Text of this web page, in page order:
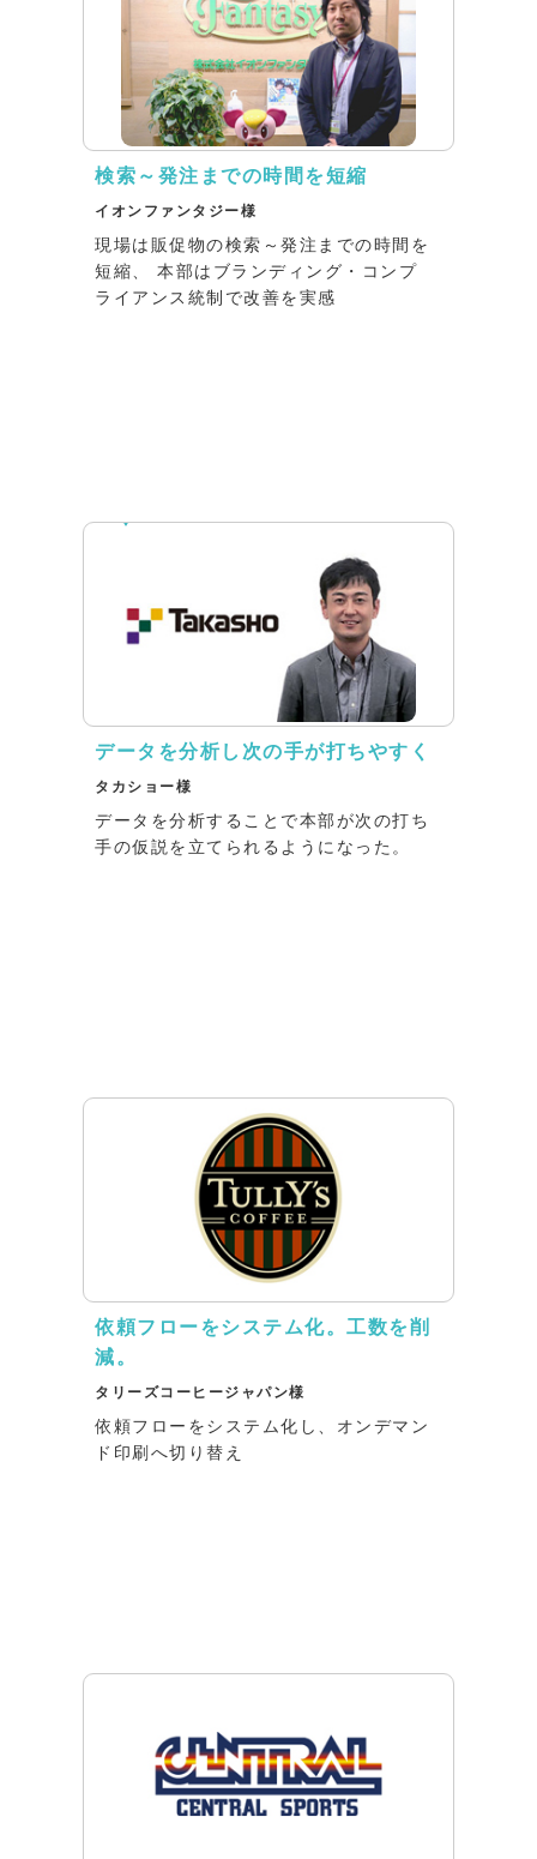
検索～発注までの時間を短縮
イオンファンタジー様
現場は販促物の検索～発注までの時間を
短縮、 本部はブランディング・コンプ
ライアンス統制で改善を実感
データを分析し次の手が打ちやすく
タカショー様
データを分析することで本部が次の打ち
手の仮説を立てられるようになった。
依頼フローをシステム化。工数を削
減。
タリーズコーヒージャパン様
依頼フローをシステム化し、オンデマン
ド印刷へ切り替え